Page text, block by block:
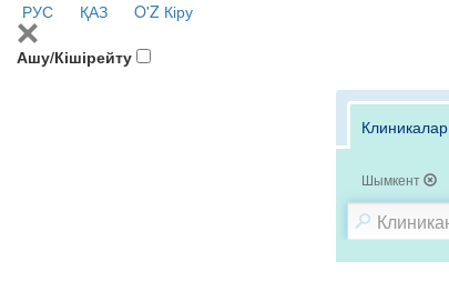
РУС ҚАЗ O'Z Кіру
Ашу/Кішірейту
Клиникалар
Шымкент